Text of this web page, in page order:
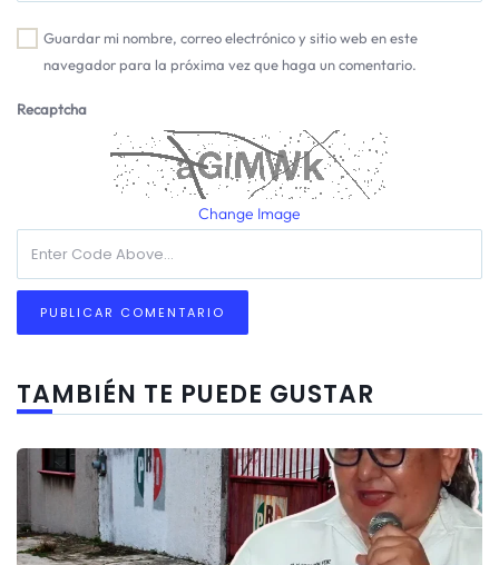
Guardar mi nombre, correo electrónico y sitio web en este
navegador para la próxima vez que haga un comentario.
Recaptcha
Change Image
TAMBIÉN TE PUEDE GUSTAR